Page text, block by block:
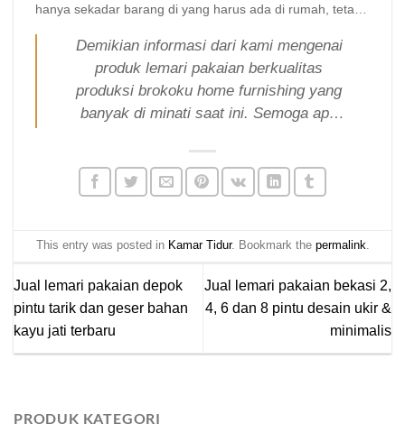
hanya sekadar barang di yang harus ada di rumah, tetapi
megorganisir pakaian kesayangan anda di rumah Anda.
Demikian informasi dari kami mengenai
produk lemari pakaian berkualitas
produksi brokoku home furnishing yang
banyak di minati saat ini. Semoga apa
bagi Anda sebelum memutuskan untuk
membeli mebel jati yang Anda inginkan.
katalogdi websitebrokoku.com, silakan
pemesanan.Terima kasih!
This entry was posted in Kamar Tidur. Bookmark the permalink.
Jual lemari pakaian depok
pintu tarik dan geser bahan
kayu jati terbaru
Jual lemari pakaian bekasi 2,
4, 6 dan 8 pintu desain ukir &
minimalis
PRODUK KATEGORI